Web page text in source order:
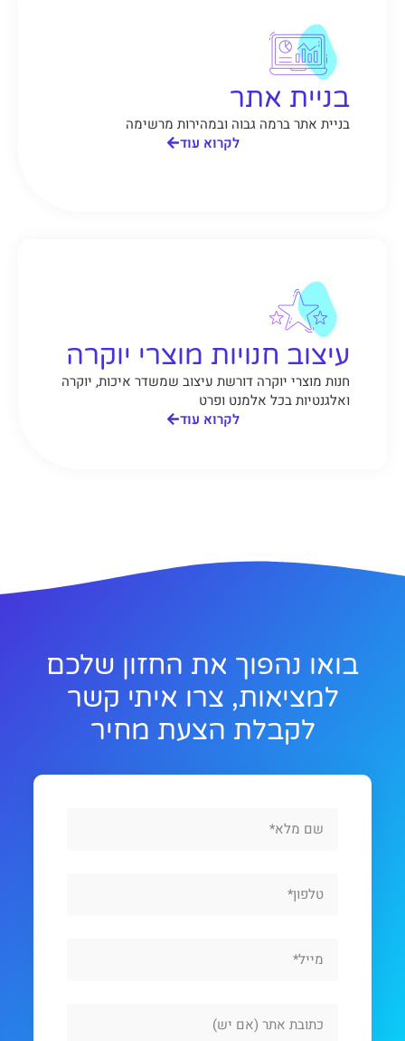
בניית אתר
בניית אתר ברמה גבוה ובמהירות מרשימה
לקרוא עוד
עיצוב חנויות מוצרי יוקרה
חנות מוצרי יוקרה דורשת עיצוב שמשדר איכות, יוקרה
ואלגנטיות בכל אלמנט ופרט
לקרוא עוד
בואו נהפוך את החזון שלכם
למציאות, צרו איתי קשר
לקבלת הצעת מחיר
Name
Url